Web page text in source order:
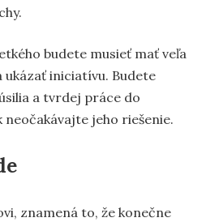
budete musieť mať veľa
iniciatívu. Budete
a tvrdej práce do
jeho riešenie.
znamená to, že konečne